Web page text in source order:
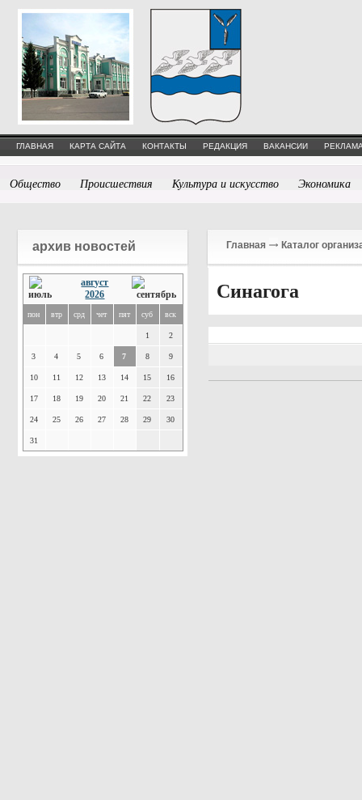
ГЛАВНАЯ КАРТА САЙТА КОНТАКТЫ РЕДАКЦИЯ ВАКАНСИИ
Общество Происшествия Культура и искусство Экономика
архив новостей
август
2026
пон втр срд чет пят суб вск
1 2
3 4 5 6 7 8 9
10 11 12 13 14 15 16
17 18 19 20 21 22 23
24 25 26 27 28 29 30
31
Главная Каталог
Синагога